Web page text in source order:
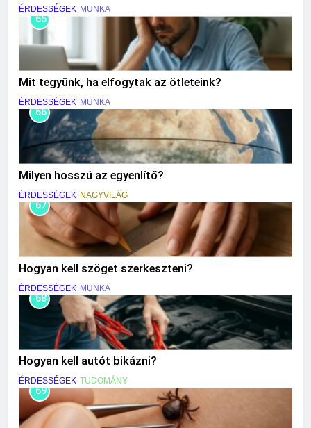
ÉRDESSÉGEK MUNKA
65
Mit tegyünk, ha elfogytak az ötleteink?
ÉRDESSÉGEK MUNKA
66
Milyen hosszú az egyenlítő?
ÉRDESSÉGEK NAGYVILÁG
67
Hogyan kell szöget szerkeszteni?
ÉRDESSÉGEK MUNKA
68
Hogyan kell autót bikázni?
ÉRDESSÉGEK TUDOMÁNY
69